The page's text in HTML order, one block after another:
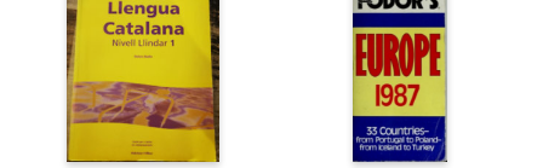
Természettudomány
Történelem